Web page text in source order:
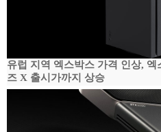
유럽 지역 엑스박스 가격 인상, 엑
즈 X 출시가까지 상승